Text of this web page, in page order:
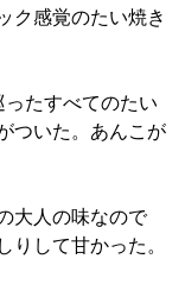
ク感覚のたい焼き
たすべてのたい
ついた。あんこが
大人の味なので
りして甘かった。